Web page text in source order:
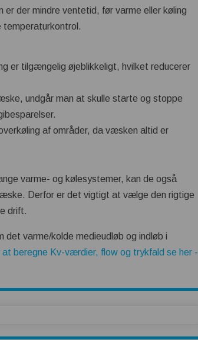
der mindre ventetid, før varme eller køling
temperaturkontrol.
er tilgængelig øjeblikkeligt, hvilket reducerer
undgår man at skulle starte og stoppe
af områder, da væsken altid er
varme- og kølesystemer, kan de også
Derfor er det vigtigt at vælge den rigtige
drift.
det varme/kolde medieudløb og indløb i
at beregne Kv-værdier, flow og trykfald se her -